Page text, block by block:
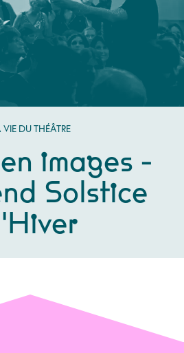
VIE DU THÉÂTRE
images -
Solstice